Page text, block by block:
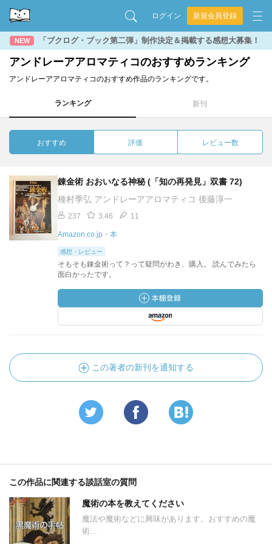
ログイン 新規会員登録
NEW 「ブクログ・ブック第二弾」制作決定＆掲載する感想大募集！
アンドレーアアロマティコのおすすめランキング
アンドレーアアロマティコのおすすめ作品のランキングです。
ランキング 新刊
おすすめ 評価 レビュー数
錬金術 おおいなる神秘 (「知の再発見」双書 72)
種村季弘 アンドレーアアロマティコ 後藤淳一
237 3.46 11
Amazon.co.jp・本
感想・レビュー
そもそも錬金術って？って疑問がわき、購入。 読んでみたら
面白かったです。
この著者の新刊を通知する
この作品に関連する談話室の質問
魔術の本を教えてください
魔法や魔術などに興味があります。おすすめの魔
術...